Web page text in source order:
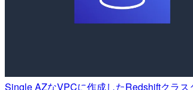
Single AZなVPCに作成したRedshiftクラ